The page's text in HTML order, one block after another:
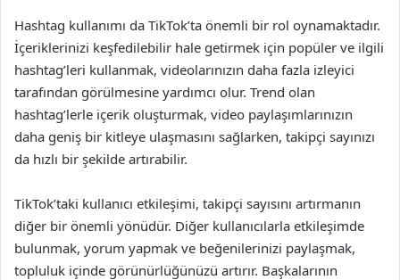
Hashtag kullanımı da TikTok’ta önemli bir rol oynamaktadır.
İçeriklerinizi keşfedilebilir hale getirmek için popüler ve ilgili
hashtag’leri kullanmak, videolarınızın daha fazla izleyici
tarafından görülmesine yardımcı olur. Trend olan
hashtag’lerle içerik oluşturmak, video paylaşımlarınızın
daha geniş bir kitleye ulaşmasını sağlarken, takipçi sayınızı
da hızlı bir şekilde artırabilir.
TikTok’taki kullanıcı etkileşimi, takipçi sayısını artırmanın
diğer bir önemli yönüdür. Diğer kullanıcılarla etkileşimde
bulunmak, yorum yapmak ve beğenilerinizi paylaşmak,
topluluk içinde görünürlüğünüzü artırır. Başkalarının